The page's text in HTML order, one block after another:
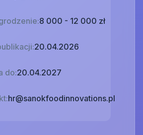
8 000 - 12 000 zł
20.04.2026
do:20.04.2027
hr@sanokfoodinnovations.pl